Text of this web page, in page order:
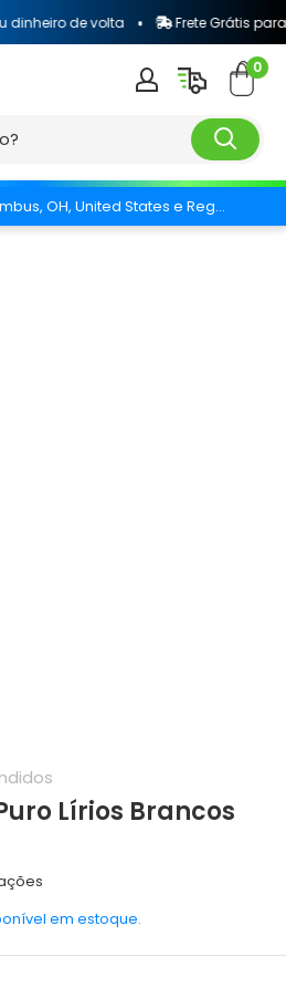
volta Frete Grátis para todo o
0
Frete grátis para Columbus, OH, United States e Região.
Lírios Brancos
em estoque.